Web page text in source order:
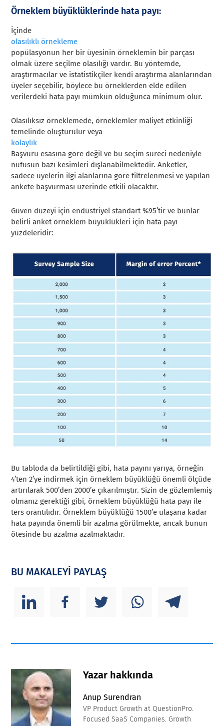
Örneklem büyüklüklerinde hata payı:
İçinde
olasılıklı örnekleme
popülasyonun her bir üyesinin örneklemin bir parçası
olmak üzere seçilme olasılığı vardır. Bu yöntemde,
araştırmacılar ve istatistikçiler kendi araştırma alanlarından
üyeler seçebilir, böylece bu örneklerden elde edilen
verilerdeki hata payı mümkün olduğunca minimum olur.
Olasılıksız örneklemede, örneklemler maliyet etkinliği
temelinde oluşturulur veya
kolaylık
Başvuru esasına göre değil ve bu seçim süreci nedeniyle
nüfusun bazı kesimleri dışlanabilmektedir. Anketler,
sadece üyelerin ilgi alanlarına göre filtrelenmesi ve yapılan
ankete başvurması üzerinde etkili olacaktır.
Güven düzeyi için endüstriyel standart %95’tir ve bunlar
belirli anket örneklem büyüklükleri için hata payı
yüzdeleridir:
Bu tabloda da belirtildiği gibi, hata payını yarıya, örneğin
4’ten 2’ye indirmek için örneklem büyüklüğü önemli ölçüde
artırılarak 500’den 2000’e çıkarılmıştır. Sizin de gözlemlemiş
olmanız gerektiği gibi, örneklem büyüklüğü hata payı ile
ters orantılıdır. Örneklem büyüklüğü 1500’e ulaşana kadar
hata payında önemli bir azalma görülmekte, ancak bunun
ötesinde bu azalma azalmaktadır.
BU MAKALEYİ PAYLAŞ
Yazar hakkında
Anup Surendran
VP Product Growth at QuestionPro.
Focused SaaS Companies. Growth